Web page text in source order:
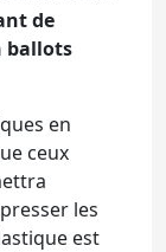
de
ballots
en
ceux
les
est